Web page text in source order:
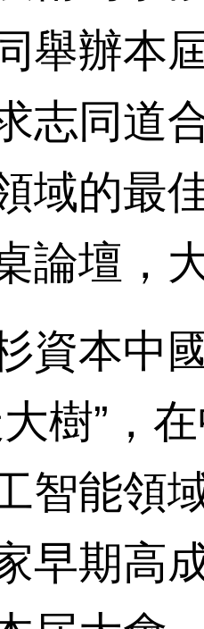
舉辦本
志同道
域的最
論壇，
本中國
大樹”，
智能領
早期高